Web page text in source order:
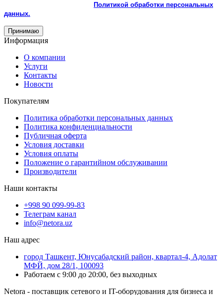
Политикой обработки персональных
данных.
Принимаю
Информация
О компании
Услуги
Контакты
Новости
Покупателям
Политика обработки персональных данных
Политика конфиденциальности
Публичная оферта
Условия доставки
Условия оплаты
Положение о гарантийном обслуживании
Производители
Наши контакты
+998 90 099-99-83
Телеграм канал
info@netora.uz
Наш адрес
город Ташкент, Юнусабадский район, квартал-4, Адолат
МФЙ, дом 28/1, 100093
Работаем с 9:00 до 20:00, без выходных
Netora - поставщик сетевого и IT-оборудования для бизнеса и